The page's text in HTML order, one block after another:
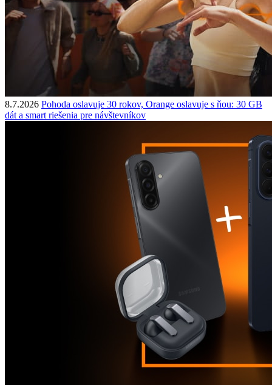
8.7.2026 Pohoda oslavuje 30 rokov, Orange oslavuje s ňou: 30 GB
dát a smart riešenia pre návštevníkov